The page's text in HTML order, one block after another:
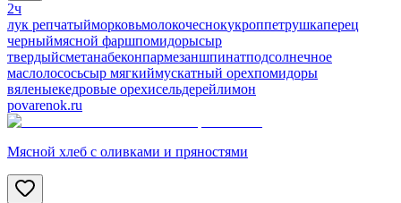
2ч
лук репчатыйморковьмолокочеснокукроппетрушкаперец
черныймясной фаршпомидорысыр
твердыйсметанабеконпармезаншпинатподсолнечное
маслолососьсыр мягкиймускатный орехпомидоры
вяленыекедровые орехисельдерейлимон
povarenok.ru
Мясной хлеб с оливками и пряностями